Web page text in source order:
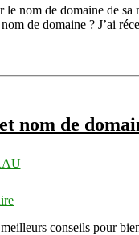
et
nom
Fabien
nom de domaine de
de domaine ? J’ai
nom de
Sylvain
Richardconseils pour